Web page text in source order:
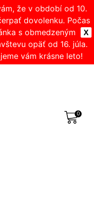
X
že v období od 10.
dovolenku. Počas
s obmedzeným
opäť od 16. júla.
vám krásne leto!
0